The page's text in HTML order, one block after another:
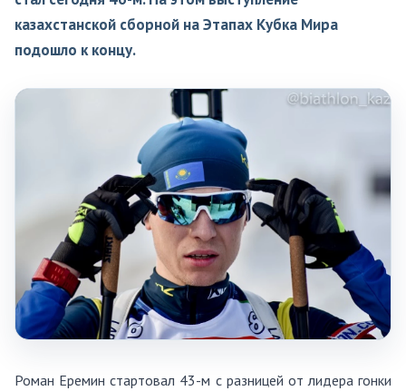
казахстанской сборной на Этапах Кубка Мира
подошло к концу.
Роман Еремин стартовал 43-м с разницей от лидера гонки